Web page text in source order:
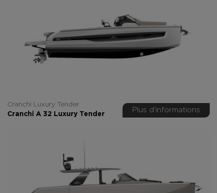
Cranchi Luxury Tender
Cranchi A 32 Luxury Tender
Plus d'informations